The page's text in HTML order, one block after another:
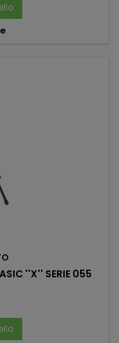
''X'' SERIE 055